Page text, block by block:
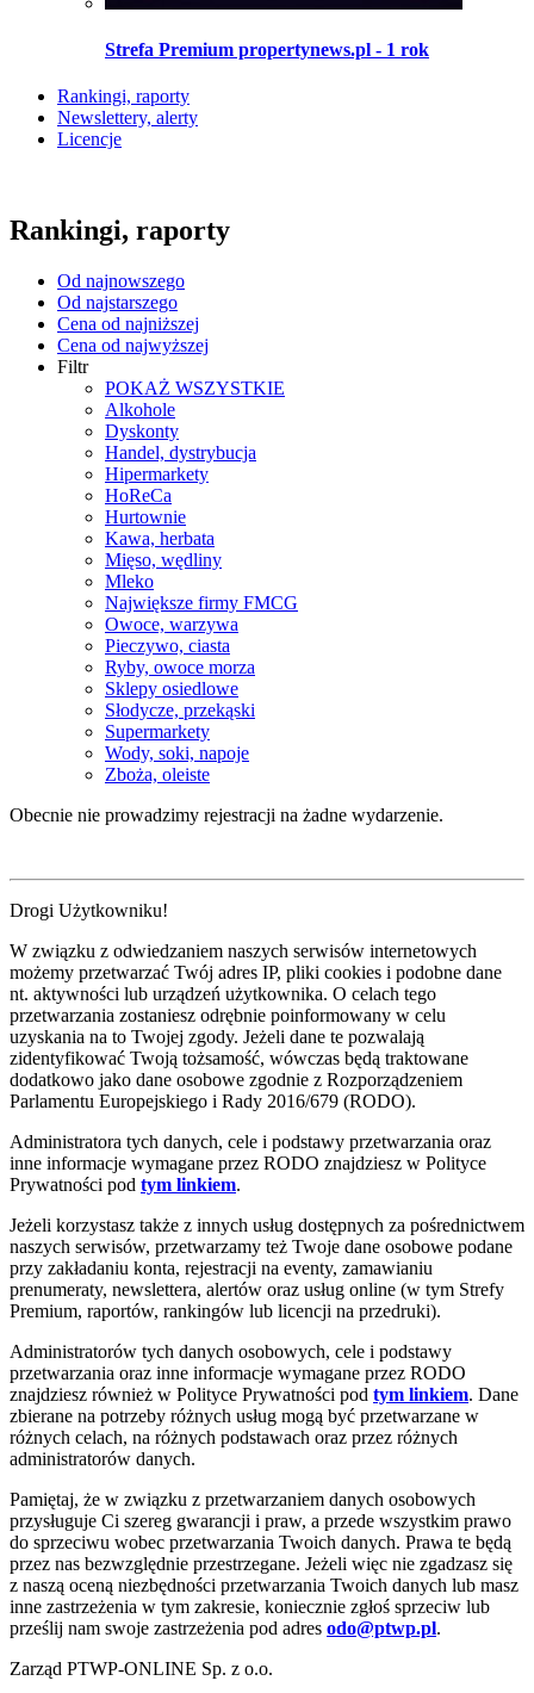
Strefa Premium propertynews.pl - 1 rok
Rankingi, raporty
Newslettery, alerty
Licencje
Rankingi, raporty
Od najnowszego
Od najstarszego
Cena od najniższej
Cena od najwyższej
Filtr
POKAŻ WSZYSTKIE
Alkohole
Dyskonty
Handel, dystrybucja
Hipermarkety
HoReCa
Hurtownie
Kawa, herbata
Mięso, wędliny
Mleko
Największe firmy FMCG
Owoce, warzywa
Pieczywo, ciasta
Ryby, owoce morza
Sklepy osiedlowe
Słodycze, przekąski
Supermarkety
Wody, soki, napoje
Zboża, oleiste
Obecnie nie prowadzimy rejestracji na żadne wydarzenie.
Drogi Użytkowniku!
W związku z odwiedzaniem naszych serwisów internetowych
możemy przetwarzać Twój adres IP, pliki cookies i podobne dane
nt. aktywności lub urządzeń użytkownika. O celach tego
przetwarzania zostaniesz odrębnie poinformowany w celu
uzyskania na to Twojej zgody. Jeżeli dane te pozwalają
zidentyfikować Twoją tożsamość, wówczas będą traktowane
dodatkowo jako dane osobowe zgodnie z Rozporządzeniem
Parlamentu Europejskiego i Rady 2016/679 (RODO).
Administratora tych danych, cele i podstawy przetwarzania oraz
inne informacje wymagane przez RODO znajdziesz w Polityce
Prywatności pod tym linkiem.
Jeżeli korzystasz także z innych usług dostępnych za pośrednictwem
naszych serwisów, przetwarzamy też Twoje dane osobowe podane
przy zakładaniu konta, rejestracji na eventy, zamawianiu
prenumeraty, newslettera, alertów oraz usług online (w tym Strefy
Premium, raportów, rankingów lub licencji na przedruki).
Administratorów tych danych osobowych, cele i podstawy
przetwarzania oraz inne informacje wymagane przez RODO
znajdziesz również w Polityce Prywatności pod tym linkiem. Dane
zbierane na potrzeby różnych usług mogą być przetwarzane w
różnych celach, na różnych podstawach oraz przez różnych
administratorów danych.
Pamiętaj, że w związku z przetwarzaniem danych osobowych
przysługuje Ci szereg gwarancji i praw, a przede wszystkim prawo
do sprzeciwu wobec przetwarzania Twoich danych. Prawa te będą
przez nas bezwzględnie przestrzegane. Jeżeli więc nie zgadzasz się
z naszą oceną niezbędności przetwarzania Twoich danych lub masz
inne zastrzeżenia w tym zakresie, koniecznie zgłoś sprzeciw lub
prześlij nam swoje zastrzeżenia pod adres odo@ptwp.pl.
Zarząd PTWP-ONLINE Sp. z o.o.